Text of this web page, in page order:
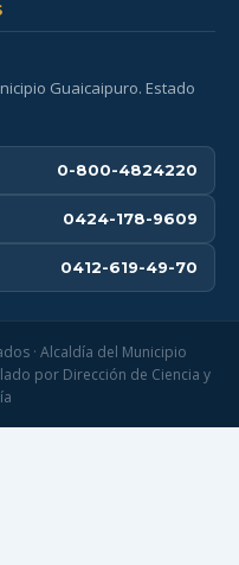
Guaicaipuro. Estado
0-800-4824220
0424-178-9609
0412-619-49-70
· Alcaldía del Municipio
por Dirección de Ciencia y